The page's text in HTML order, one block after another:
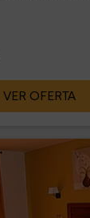
VER OFERTA